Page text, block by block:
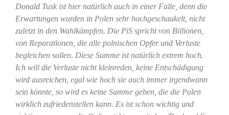
Donald Tusk ist hier natürlich auch in einer Falle, denn die
Erwartungen wurden in Polen sehr hochgeschaukelt, nicht
zuletzt in den Wahlkämpfen. Die PiS spricht von Billionen,
von Reparationen, die alle polnischen Opfer und Verluste
begleichen sollen. Diese Summe ist natürlich extrem hoch.
Ich will die Verluste nicht kleinreden, keine Entschädigung
wird ausreichen, egal wie hoch sie auch immer irgendwann
sein könnte, so wird es keine Summe geben, die die Polen
wirklich zufriedenstellen kann. Es ist schon wichtig und